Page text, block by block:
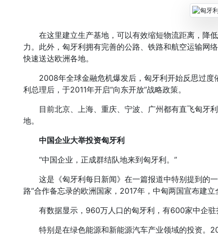
在这里建立生产基地，可以有效缩短物流距离，降
力。此外，匈牙利拥有完善的公路、铁路和航空运输网
快速送达欧洲各地。
2008年全球金融危机爆发后，匈牙利开始反思过度
利总理后，于2011年开启“向东开放”战略政策。
目前北京、上海、重庆、宁波、广州都有直飞匈牙
地。
中国企业大举投资匈牙利
“中国企业，正成群结队地来到匈牙利。”
这是《匈牙利每日新闻》在一篇报道中特别提到的
路”合作备忘录的欧洲国家，2017年，中匈两国宣布建
有数据显示，960万人口的匈牙利，有600家中企驻
特别是在绿色能源和新能源汽车产业领域的投资。